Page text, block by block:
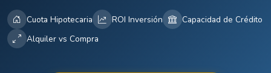
Cuota Hipotecaria ROI Inversión
Capacidad de Crédito
Alquiler vs Compra